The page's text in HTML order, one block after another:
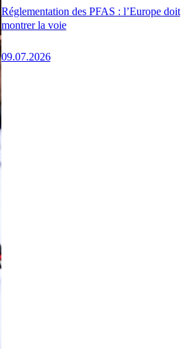
Réglementation des PFAS : l’Europe doit
montrer la voie
09.07.2026